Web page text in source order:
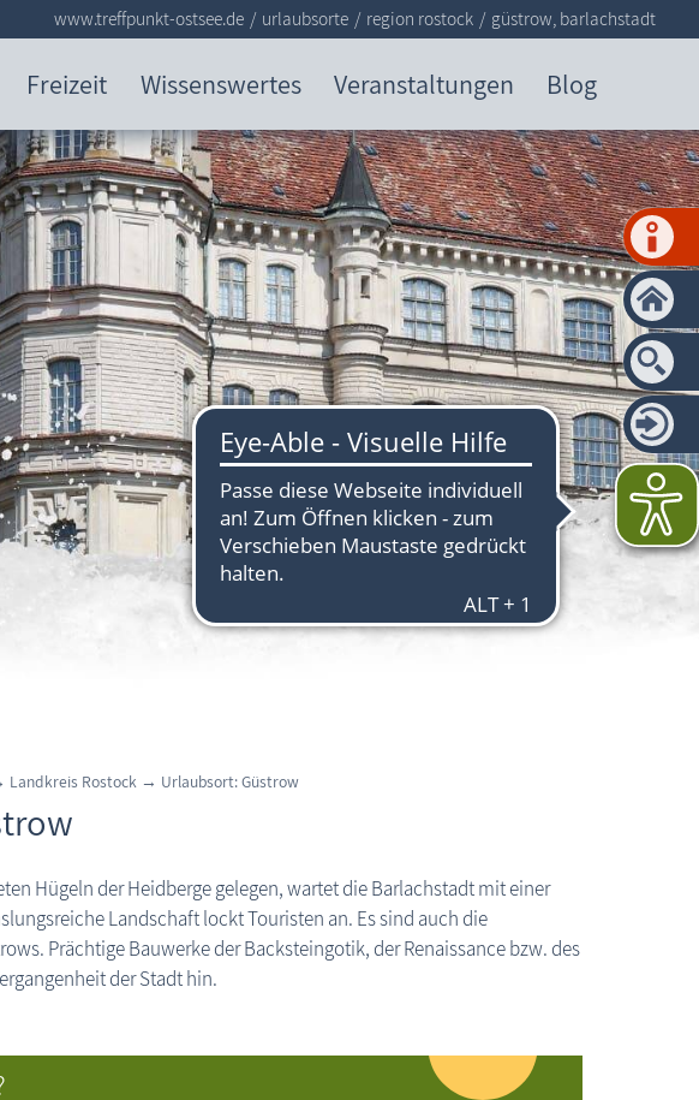
Freizeit Wissenswertes Veranstaltungen Blog
www.treffpunkt-ostsee.de urlaubsorte region rostock güstrow, barlachstadt
Landkreis Rostock → Urlaubsort: Güstrow
Hügeln der Heidberge gelegen, wartet die Barlachstadt mit einer
Landschaft lockt Touristen an. Es sind auch die
Prächtige Bauwerke der Backsteingotik, der Renaissance bzw. des
der Stadt hin.